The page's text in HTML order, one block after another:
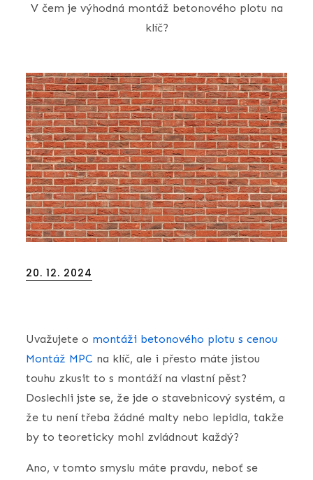
V čem je výhodná montáž betonového plotu na
klíč?
Posted
20. 12. 2024
Uvažujete o montáži betonového plotu s cenou
Montáž MPC na klíč, ale i přesto máte jistou
touhu zkusit to s montáží na vlastní pěst?
Doslechli jste se, že jde o stavebnicový systém, a
že tu není třeba žádné malty nebo lepidla, takže
by to teoreticky mohl zvládnout každý?
Ano, v tomto smyslu máte pravdu, neboť se